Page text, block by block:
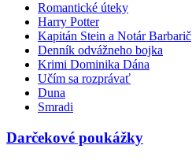
Romantické úteky
Harry Potter
Kapitán Stein a Notár Barbarič
Denník odvážneho bojka
Krimi Dominika Dána
Učím sa rozprávať
Duna
Smradi
Darčekové poukážky